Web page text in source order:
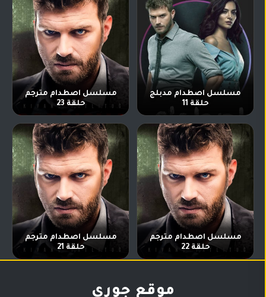
مسلسل اصطدام مدبلج
حلقة 11
مسلسل اصطدام مترجم
حلقة 23
مسلسل اصطدام مترجم
حلقة 22
مسلسل اصطدام مترجم
حلقة 21
موقع جوري